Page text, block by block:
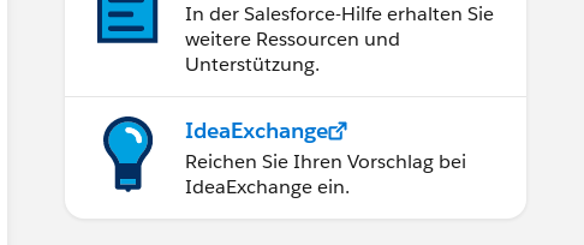
In der Salesforce-Hilfe erhalten Sie
weitere Ressourcen und
Unterstützung.
IdeaExchange
Reichen Sie Ihren Vorschlag bei
IdeaExchange ein.